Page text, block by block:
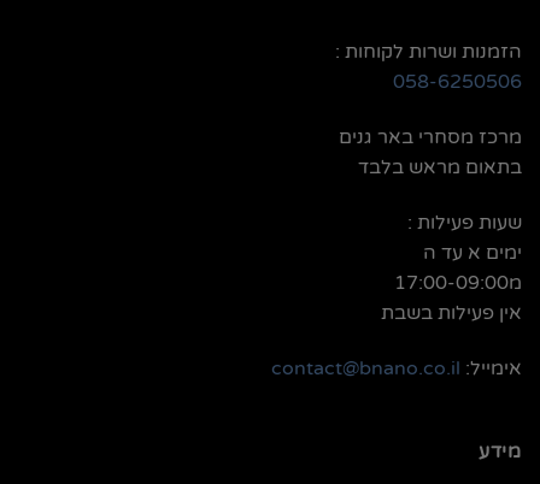
הזמנות ושרות לקוחות :
058-6250506
מרכז מסחרי באר גנים
בתאום מראש בלבד
שעות פעילות :
ימים א עד ה
מ17:00-09:00
אין פעילות בשבת
אימייל: contact@bnano.co.il
מידע